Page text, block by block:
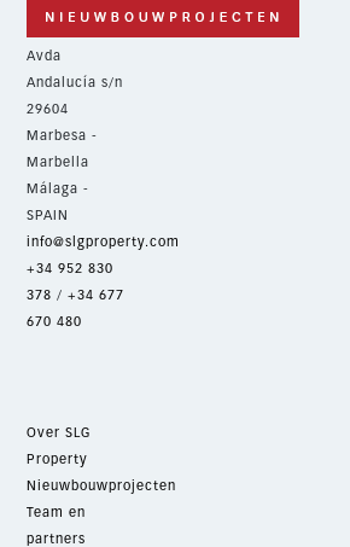
Avda
Andalucía s/n
29604
Marbesa -
Marbella
Málaga -
SPAIN
info@slgproperty.com
+34 952 830
378 / +34 677
670 480
Over SLG
Property
Nieuwbouwprojecten
Team en
partners